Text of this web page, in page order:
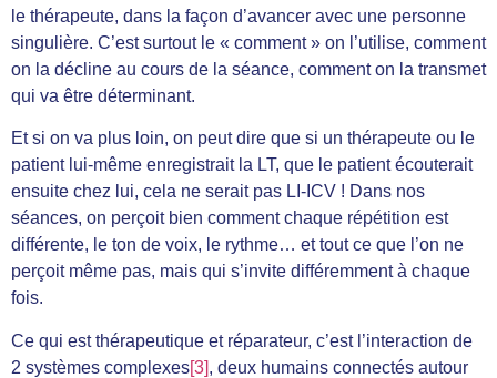
le thérapeute, dans la façon d’avancer avec une personne
singulière. C’est surtout le « comment » on l’utilise, comment
on la décline au cours de la séance, comment on la transmet
qui va être déterminant.
Et si on va plus loin, on peut dire que si un thérapeute ou le
patient lui-même enregistrait la LT, que le patient écouterait
ensuite chez lui, cela ne serait pas LI-ICV ! Dans nos
séances, on perçoit bien comment chaque répétition est
différente, le ton de voix, le rythme… et tout ce que l’on ne
perçoit même pas, mais qui s’invite différemment à chaque
fois.
Ce qui est thérapeutique et réparateur, c’est l’interaction de
2 systèmes complexes[3], deux humains connectés autour